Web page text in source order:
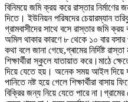
বিনিময়ে জমি ক্রয় করে রাস্তার
দিতে। ইউনিয়ন পরিষদের চেয়ারম্যান
গ্রামবাসীদের সাথে বসে রাস্তার জমি
অমিল থাকার কারণে ৮ থেকে ১০ বার
কথা বলে জানা গেছে,গ্ৰামের নির্দিষ্ট
শিক্ষার্থীরা স্কুলে যাতায়াত করে।মাঠে
দিয়ে যেতে হয়। অনেক সময় আইল দিয়ে
পানিতে নষ্ট হয়ে গেলে শিক্ষার্থীরা
বিক্রির জন্য নিয়ে যেতে পারে